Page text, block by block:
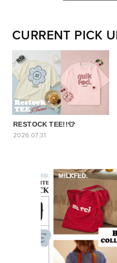
CURRENT PICK
RESTOCK TEE!!👕
2026.07.31